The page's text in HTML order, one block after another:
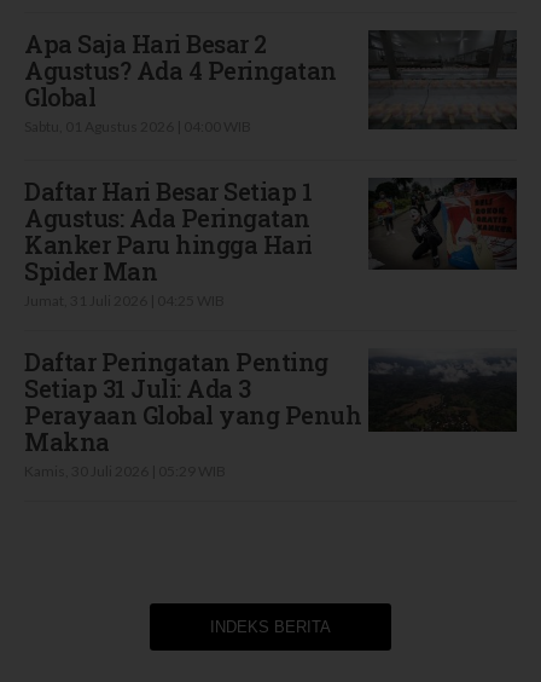
Apa Saja Hari Besar 2
Agustus? Ada 4 Peringatan
Global
Daftar Hari Besar Setiap 1
Agustus: Ada Peringatan
Kanker Paru hingga Hari
Spider Man
Daftar Peringatan Penting
Setiap 31 Juli: Ada 3
Perayaan Global yang Penuh
Makna
INDEKS BERITA